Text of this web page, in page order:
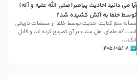
آیا می دانید احادیث پیامبر(صلی الله علیه و آله)
توسط خلفا به آتش کشیده شد؟
مسأله منع کتابت حدیث توسط خلفا از مسلمات تاریخی
است که علمای اهل سنت بر آن تصریح کرده اند و قابل
انک...
۱۸ /۰۵/ ۱۴۰۵